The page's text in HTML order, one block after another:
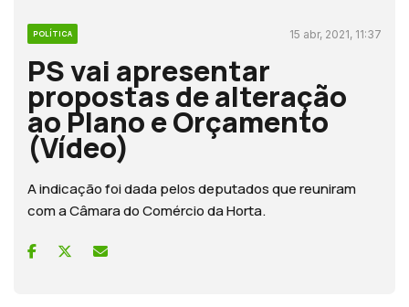
POLÍTICA 15 abr, 2021, 11:37
PS vai apresentar
propostas de alteração
ao Plano e Orçamento
(Vídeo)
A indicação foi dada pelos deputados que reuniram
com a Câmara do Comércio da Horta.